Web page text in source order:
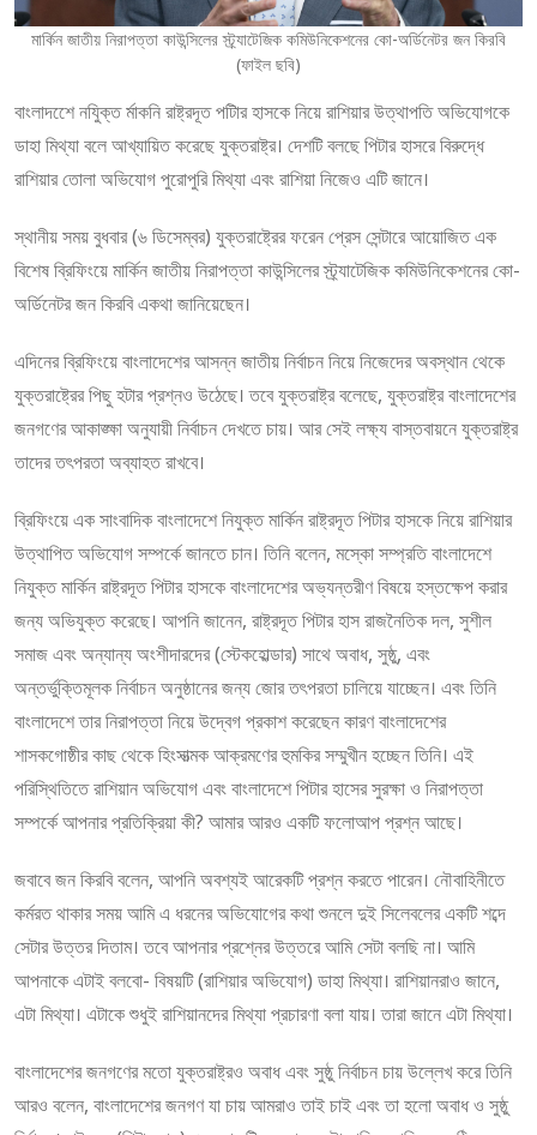
মার্কিন জাতীয় নিরাপত্তা কাউন্সিলের স্ট্র্যাটেজিক কমিউনিকেশনের কো-অর্ডিনেটর জন কিরবি
(ফাইল ছবি)
বাংলাদশেে নযিুক্ত র্মাকনি রাষ্ট্রদূত পটিার হাসকে নিয়ে রাশিয়ার উত্থাপতি অভিযোগকে
ডাহা মিথ্যা বলে আখ্যায়িত করেছে যুক্তরাষ্ট্র। দেশটি বলছে পিটার হাসরে বিরুদ্ধে
রাশিয়ার তোলা অভিযোগ পুরোপুরি মিথ্যা এবং রাশিয়া নিজেও এটি জানে।
স্থানীয় সময় বুধবার (৬ ডিসেম্বর) যুক্তরাষ্ট্রের ফরেন প্রেস সেন্টারে আয়োজিত এক
বিশেষ ব্রিফিংয়ে মার্কিন জাতীয় নিরাপত্তা কাউন্সিলের স্ট্র্যাটেজিক কমিউনিকেশনের কো-
অর্ডিনেটর জন কিরবি একথা জানিয়েছেন।
এদিনের ব্রিফিংয়ে বাংলাদেশের আসন্ন জাতীয় নির্বাচন নিয়ে নিজেদের অবস্থান থেকে
যুক্তরাষ্ট্রের পিছু হটার প্রশ্নও উঠেছে। তবে যুক্তরাষ্ট্র বলেছে, যুক্তরাষ্ট্র বাংলাদেশের
জনগণের আকাঙ্ক্ষা অনুযায়ী নির্বাচন দেখতে চায়। আর সেই লক্ষ্য বাস্তবায়নে যুক্তরাষ্ট্র
তাদের তৎপরতা অব্যাহত রাখবে।
ব্রিফিংয়ে এক সাংবাদিক বাংলাদেশে নিযুক্ত মার্কিন রাষ্ট্রদূত পিটার হাসকে নিয়ে রাশিয়ার
উত্থাপিত অভিযোগ সম্পর্কে জানতে চান। তিনি বলেন, মস্কো সম্প্রতি বাংলাদেশে
নিযুক্ত মার্কিন রাষ্ট্রদূত পিটার হাসকে বাংলাদেশের অভ্যন্তরীণ বিষয়ে হস্তক্ষেপ করার
জন্য অভিযুক্ত করেছে। আপনি জানেন, রাষ্ট্রদূত পিটার হাস রাজনৈতিক দল, সুশীল
সমাজ এবং অন্যান্য অংশীদারদের (স্টেকহোল্ডার) সাথে অবাধ, সুষ্ঠু, এবং
অন্তর্ভুক্তিমূলক নির্বাচন অনুষ্ঠানের জন্য জোর তৎপরতা চালিয়ে যাচ্ছেন। এবং তিনি
বাংলাদেশে তার নিরাপত্তা নিয়ে উদ্বেগ প্রকাশ করেছেন কারণ বাংলাদেশের
শাসকগোষ্ঠীর কাছ থেকে হিংসাত্মক আক্রমণের হুমকির সম্মুখীন হচ্ছেন তিনি। এই
পরিস্থিতিতে রাশিয়ান অভিযোগ এবং বাংলাদেশে পিটার হাসের সুরক্ষা ও নিরাপত্তা
সম্পর্কে আপনার প্রতিক্রিয়া কী? আমার আরও একটি ফলোআপ প্রশ্ন আছে।
জবাবে জন কিরবি বলেন, আপনি অবশ্যই আরেকটি প্রশ্ন করতে পারেন। নৌবাহিনীতে
কর্মরত থাকার সময় আমি এ ধরনের অভিযোগের কথা শুনলে দুই সিলেবলের একটি শব্দে
সেটার উত্তর দিতাম। তবে আপনার প্রশ্নের উত্তরে আমি সেটা বলছি না। আমি
আপনাকে এটাই বলবো- বিষয়টি (রাশিয়ার অভিযোগ) ডাহা মিথ্যা। রাশিয়ানরাও জানে,
এটা মিথ্যা। এটাকে শুধুই রাশিয়ানদের মিথ্যা প্রচারণা বলা যায়। তারা জানে এটা মিথ্যা।
বাংলাদেশের জনগণের মতো যুক্তরাষ্ট্রও অবাধ এবং সুষ্ঠু নির্বাচন চায় উল্লেখ করে তিনি
আরও বলেন, বাংলাদেশের জনগণ যা চায় আমরাও তাই চাই এবং তা হলো অবাধ ও সুষ্ঠু